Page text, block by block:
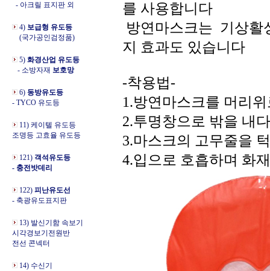
- 아크릴 표지판 외
4) 보급형 유도등
(국가공인검정품)
5) 화경산업 유도등
- 소방자재 보호망
6) 동방유도등
- TYCO 유도등
11) 케이텔 유도등
조명등 고효율 유도등
121) 객석유도등
- 충전밧데리
122) 피난유도선
- 축광유도표지판
13) 발신기함 속보기
시각경보기전원반
전선 콘넥터
14) 수신기
를 사용합니다
방연마스크는 기상활
지 효과도 있습니다
-착용법-
1.방연마스크를 머리
2.투명창으로 밖을 내
3.마스크의 고무줄을
4.입으로 호흡하며 화